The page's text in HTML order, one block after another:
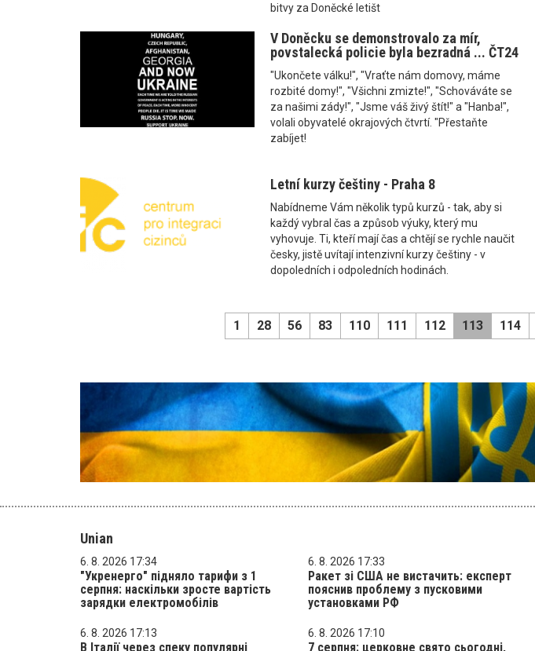
bitvy za Doněcké letišt
V Doněcku se demonstrovalo za mír,
povstalecká policie byla bezradná ... ČT24
"Ukončete válku!", "Vraťte nám domovy, máme
rozbité domy!", "Všichni zmizte!", "Schováváte se
za našimi zády!", "Jsme váš živý štít!" a "Hanba!",
volali obyvatelé okrajových čtvrtí. "Přestaňte
zabíjet!
Letní kurzy češtiny - Praha 8
Nabídneme Vám několik typů kurzů - tak, aby si
každý vybral čas a způsob výuky, který mu
vyhovuje. Ti, kteří mají čas a chtějí se rychle naučit
česky, jistě uvítají intenzivní kurzy češtiny - v
dopoledních i odpoledních hodinách.
1 28 56 83 110 111 112 113 114
Unian
6. 8. 2026 17:34
"Укренерго" підняло тарифи з 1
серпня: наскільки зросте вартість
зарядки електромобілів
6. 8. 2026 17:33
Ракет зі США не вистачить: експерт
пояснив проблему з пусковими
установками РФ
6. 8. 2026 17:13
В Італії через спеку популярні
6. 8. 2026 17:10
7 серпня: церковне свято сьогодні,